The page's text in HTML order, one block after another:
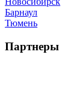
Барнаул
Тюмень
Партнеры